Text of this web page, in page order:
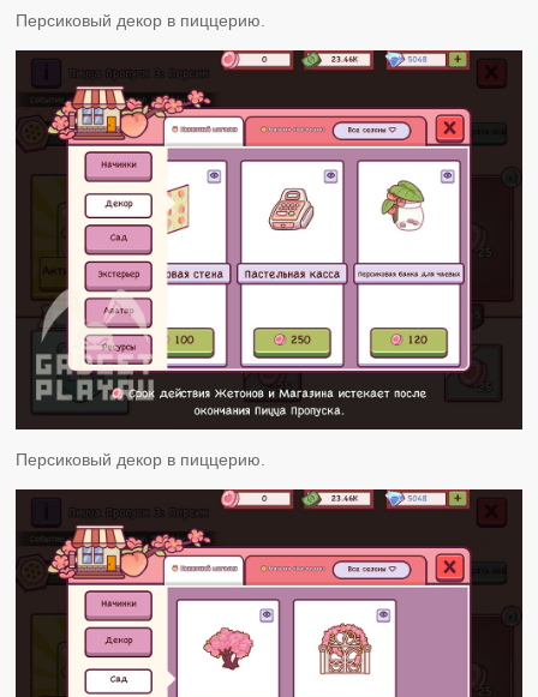
Персиковый декор в пиццерию.
Персиковый декор в пиццерию.